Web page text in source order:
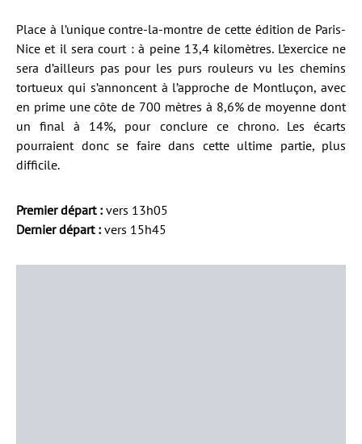
Place à l’unique contre-la-montre de cette édition de Paris-
Nice et il sera court : à peine 13,4 kilomètres. L’exercice ne
sera d’ailleurs pas pour les purs rouleurs vu les chemins
tortueux qui s’annoncent à l’approche de Montluçon, avec
en prime une côte de 700 mètres à 8,6% de moyenne dont
un final à 14%, pour conclure ce chrono. Les écarts
pourraient donc se faire dans cette ultime partie, plus
difficile.
Premier départ : vers 13h05
Dernier départ : vers 15h45